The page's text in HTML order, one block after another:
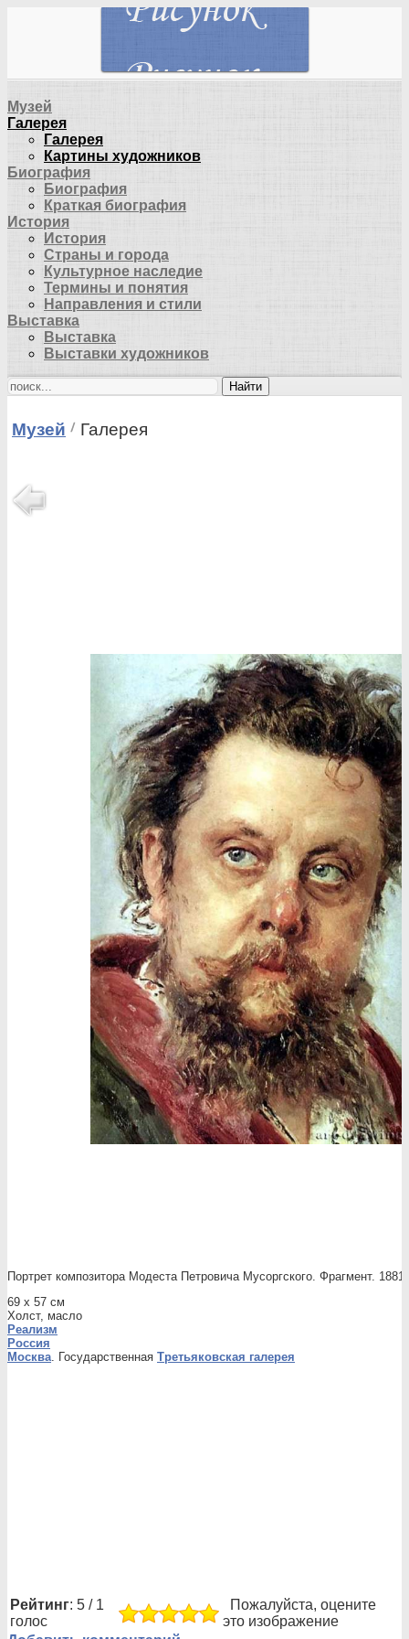
Музей
Галерея
Галерея
Картины художников
Биография
Биография
Краткая биография
История
История
Страны и города
Культурное наследие
Термины и понятия
Направления и стили
Выставка
Выставка
Выставки художников
Найти
Музей Галерея
Портрет композитора Модеста Петровича Мусоргского. Фрагмент.
69 x 57 см
Холст, масло
Реализм
Россия
Москва. Государственная Третьяковская галерея
Рейтинг: 5 / 1
голос
Пожалуйста, оцените
это изображение